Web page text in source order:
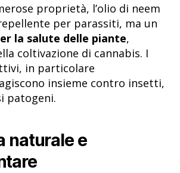
proprietà, l’olio di neem
per parassiti, ma un
la salute delle piante,
coltivazione di cannabis. I
in particolare
insieme contro insetti,
patogeni.
naturale e